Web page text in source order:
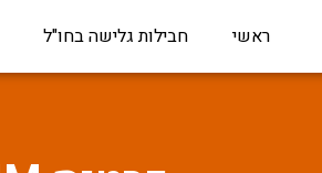
ראשי חבילות גלישה בחו"ל